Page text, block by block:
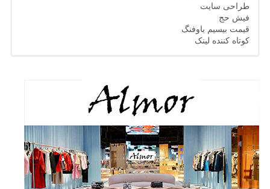
طراحی سایت
فیش حج
قیمت بیسیم باوفنگ
کوتاه کننده لینک